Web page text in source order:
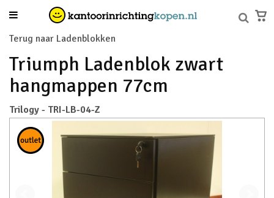
Terug naar Ladenblokken
Triumph Ladenblok zwart
hangmappen 77cm
Trilogy - TRI-LB-04-Z